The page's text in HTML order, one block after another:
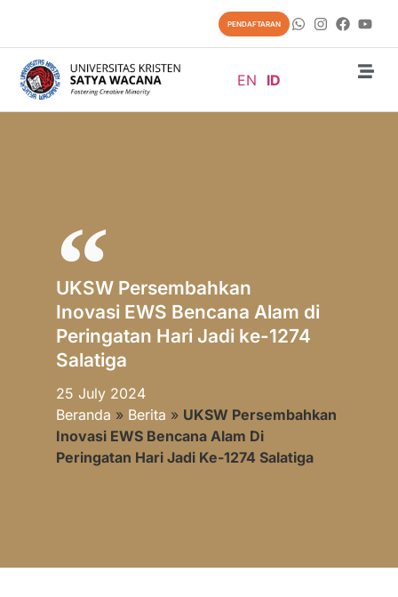
PENDAFTARAN
EN ID
UKSW Persembahkan
Inovasi EWS Bencana Alam di
Peringatan Hari Jadi ke-1274
Salatiga
25 July 2024
Beranda » Berita » UKSW Persembahkan
Inovasi EWS Bencana Alam Di
Peringatan Hari Jadi Ke-1274 Salatiga